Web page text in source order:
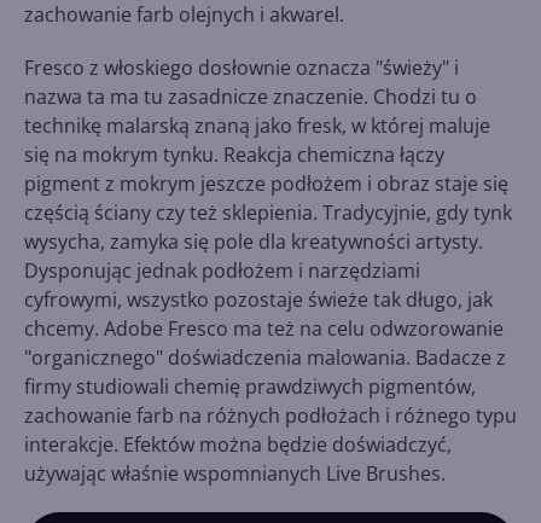
zachowanie farb olejnych i akwarel.
Fresco z włoskiego dosłownie oznacza "świeży" i
nazwa ta ma tu zasadnicze znaczenie. Chodzi tu o
technikę malarską znaną jako fresk, w której maluje
się na mokrym tynku. Reakcja chemiczna łączy
pigment z mokrym jeszcze podłożem i obraz staje się
częścią ściany czy też sklepienia. Tradycyjnie, gdy tynk
wysycha, zamyka się pole dla kreatywności artysty.
Dysponując jednak podłożem i narzędziami
cyfrowymi, wszystko pozostaje świeże tak długo, jak
chcemy. Adobe Fresco ma też na celu odwzorowanie
"organicznego" doświadczenia malowania. Badacze z
firmy studiowali chemię prawdziwych pigmentów,
zachowanie farb na różnych podłożach i różnego typu
interakcje. Efektów można będzie doświadczyć,
używając właśnie wspomnianych Live Brushes.